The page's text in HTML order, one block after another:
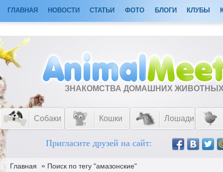
ГЛАВНАЯ НОВОСТИ СТАТЬИ ФОТО БЛОГИ КЛУБЫ
ЗНАКОМСТВА ДОМАШНИХ
Собаки Кошки Лошади
Пригласите друзей на сайт:
Главная » Поиск по тегу "амазонские"